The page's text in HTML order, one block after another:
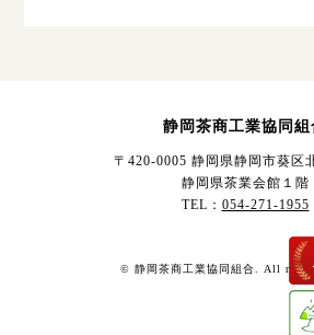
静岡茶商工業協同組
〒420-0005 静岡県静岡市葵区
静岡県茶業会館１階
TEL： 054-271-1955
© 静岡茶商工業協同組合. All rights